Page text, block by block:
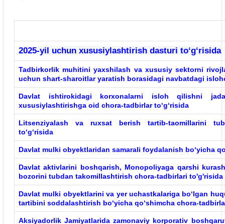
2025-yil uchun xususiylashtirish dasturi to‘g‘risida
Tadbirkorlik muhitini yaxshilash va xususiy sektorni
uchun shart-sharoitlar yaratish borasidagi navbatdagi
Davlat
ishtirokidagi korxonalarni isloh qilishni
xususiylashtirishga oid chora-tadbirlar to‘g‘risida
Litsenziyalash
va ruxsat berish tartib-taomillarini
to‘g‘risida
Davlat mulki obyektlaridan samarali foydalanish bo‘yicha
Davlat aktivlarini boshqarish, Monopoliyaga qarshi
bozorini tubdan takomillashtirish chora-tadbirlari to'g'risida
Davlat mulki obyektlarini va yer uchastkalariga bo‘lgan
tartibini soddalashtirish bo‘yicha qo‘shimcha chora-
Aksiyadorlik Jamiyatlarida zamonaviy korporativ